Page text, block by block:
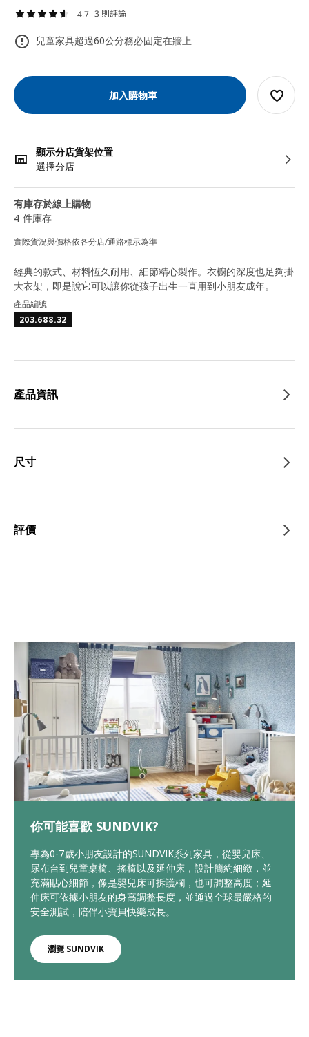
4.7 3 則評論
兒童家具超過60公分務必固定在牆上
加入購物車
顯示分店貨架位置
選擇分店
有庫存於線上購物
4 件庫存
實際貨況與價格依各分店/通路標示為準
經典的款式、材料恆久耐用、細節精心製作。衣櫥的深度也足夠掛
大衣架，即是說它可以讓你從孩子出生一直用到小朋友成年。
產品編號
203.688.32
產品資訊
尺寸
評價
你可能喜歡 SUNDVIK?
專為0-7歲小朋友設計的SUNDVIK系列家具，從嬰兒床、
尿布台到兒童桌椅、搖椅以及延伸床，設計簡約細緻，並
充滿貼心細節，像是嬰兒床可拆護欄，也可調整高度；延
伸床可依據小朋友的身高調整長度，並通過全球最嚴格的
安全測試，陪伴小寶貝快樂成長。
瀏覽 SUNDVIK